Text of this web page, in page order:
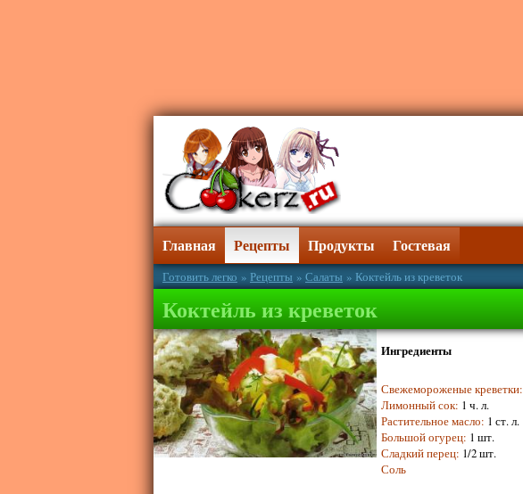
Главная Рецепты Продукты Гостевая
Готовить легко » Рецепты » Салаты » Коктейль из креветок
Коктейль из креветок
Ингредиенты
Свежемороженые креветки:
Лимонный сок: 1 ч. л.
Растительное масло: 1 ст. л.
Большой огурец: 1 шт.
Сладкий перец: 1/2 шт.
Соль